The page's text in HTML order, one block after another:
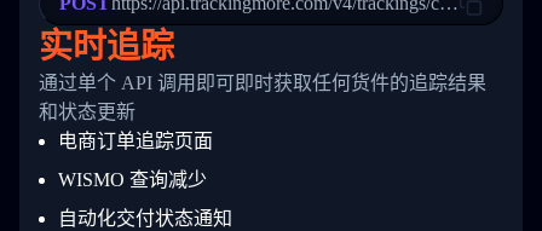
24
25
27
28
29
30
31
33
          },
          {
            "Date": "2017-03-06 15:28:00",
"StatusDescription": "Shipment
"Details": "BEIJING-
          }
        ]
      }
  }
实时追踪
通过单个 API 调用即可即时获取任何货件的追踪结果
和状态更新
电商订单追踪页面
WISMO 查询减少
自动化交付状态通知